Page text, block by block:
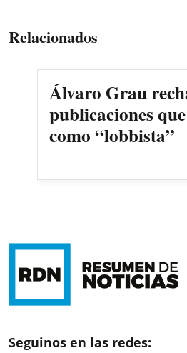
Relacionados
Álvaro Grau
publicaciones
como “lobbista”
Seguinos en las redes: